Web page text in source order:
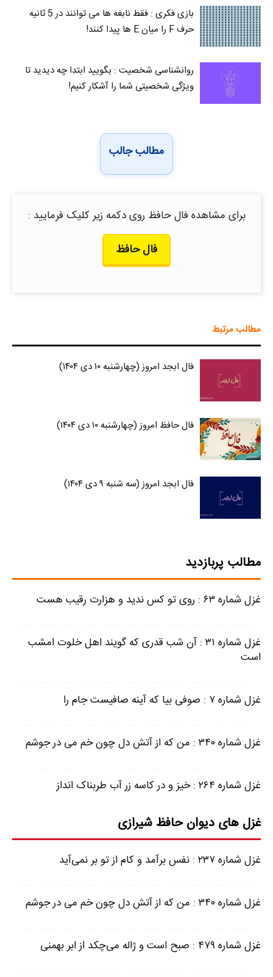
بازی فکری : فقط نابغه ها می توانند در 5 ثانیه
حرف F را میان E‌ ها پیدا کنند!
روانشناسی شخصیت : بگویید ابتدا چه دیدید تا
ویژگی شخصیتی شما را آشکار کنیم!
مطالب جالب
برای مشاهده فال حافظ روی دکمه زیر کلیک فرمایید :
فال حافظ
مطالب مرتبط
فال ابجد امروز (چهارشنبه ۱۰ دی ۱۴۰۴)
فال حافظ امروز (چهارشنبه ۱۰ دی ۱۴۰۴)
فال ابجد امروز (سه شنبه ۹ دی ۱۴۰۴)
مطالب پربازدید
غزل شماره ۶۳ : روی تو کس ندید و هزارت رقیب هست
غزل شماره ۳۱ : آن شب قدری که گویند اهل خلوت امشب
است
غزل شماره ۷ : صوفی بیا که آینه صافیست جام را
غزل شماره ۳۴۰ : من که از آتش دل چون خم می در جوشم
غزل شماره ۲۶۴ : خیز و در کاسه زر آب طربناک انداز
غزل های دیوان حافظ شیرازی
غزل شماره ۲۳۷ : نفس برآمد و کام از تو بر نمی‌آید
غزل شماره ۳۴۰ : من که از آتش دل چون خم می در جوشم
غزل شماره ۴۷۹ : صبح است و ژاله می‌چکد از ابر بهمنی